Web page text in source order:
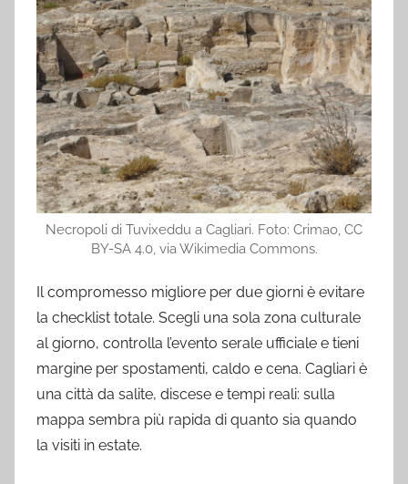
Necropoli di Tuvixeddu a Cagliari. Foto: Crimao, CC
BY-SA 4.0, via Wikimedia Commons.
Il compromesso migliore per due giorni è evitare
la checklist totale. Scegli una sola zona culturale
al giorno, controlla l’evento serale ufficiale e tieni
margine per spostamenti, caldo e cena. Cagliari è
una città da salite, discese e tempi reali: sulla
mappa sembra più rapida di quanto sia quando
la visiti in estate.